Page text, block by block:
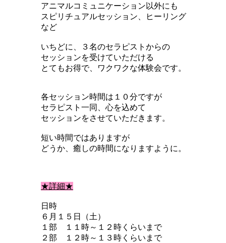
アニマルコミュニケーション以外にも
スピリチュアルセッション、ヒーリング
など
いちどに、３名のセラピストからの
セッションを受けていただける
とてもお得で、ワクワクな体験会です。
各セッション時間は１０分ですが
セラピスト一同、心を込めて
セッションをさせていただきます。
短い時間ではありますが
どうか、癒しの時間になりますように。
★詳細★
日時
６月１５日（土）
１部 １１時～１２時くらいまで
２部 １２時～１３時くらいまで